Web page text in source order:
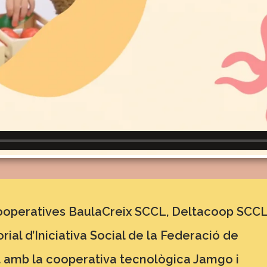
BaulaCreix SCCL, Deltacoop
d’Iniciativa Social de la Federació de
la cooperativa tecnològica Jamgo i